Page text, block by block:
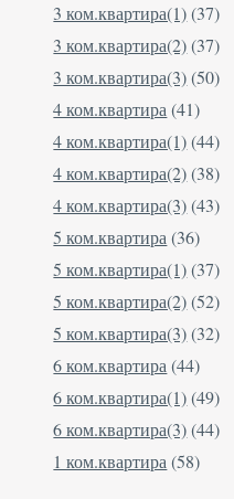
3 ком.квартира(1)(37)
3 ком.квартира(2)(37)
3 ком.квартира(3)(50)
4 ком.квартира (41)
4 ком.квартира(1)(44)
4 ком.квартира(2)(38)
4 ком.квартира(3)(43)
5 ком.квартира (36)
5 ком.квартира(1)(37)
5 ком.квартира(2)(52)
5 ком.квартира(3)(32)
6 ком.квартира (44)
6 ком.квартира(1)(49)
6 ком.квартира(3)(44)
1 ком.квартира (58)